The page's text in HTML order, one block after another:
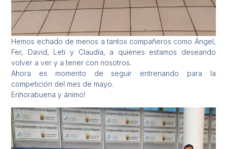
Hemos echado de menos a tantos compañeros como Ángel,
Fer, David, Leti y Claudia, a quienes estamos deseando
volver a ver y a tener con nosotros.
Ahora es momento de seguir entrenando para la
competición del mes de mayo.
Enhorabuena y ánimo!